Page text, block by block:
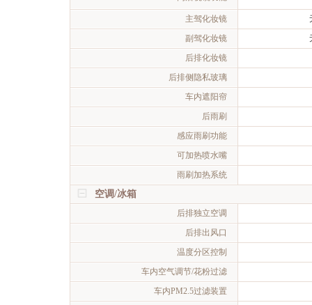
主驾化妆镜
副驾化妆镜
后排化妆镜
后排侧隐私玻璃
车内遮阳帘
后雨刷
感应雨刷功能
可加热喷水嘴
雨刷加热系统
空调/冰箱
后排独立空调
后排出风口
温度分区控制
车内空气调节/花粉过滤
车内PM2.5过滤装置